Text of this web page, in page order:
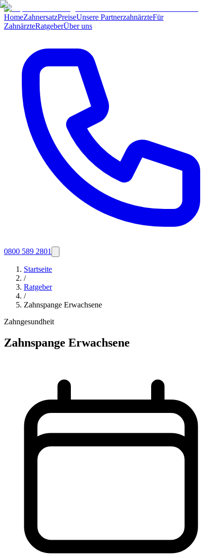
HomeZahnersatzPreiseUnsere PartnerzahnärzteFür
ZahnärzteRatgeberÜber uns
0800 589 2801
Startseite
/
Ratgeber
/
Zahnspange Erwachsene
Zahngesundheit
Zahnspange Erwachsene